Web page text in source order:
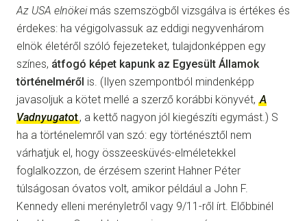
Az USA elnökeimás szemszögből vizsgálva is értékes és
érdekes: ha végigolvassuk az eddigi negyvenhárom
elnök életéről szóló fejezeteket, tulajdonképpen egy
színes, átfogó képet kapunk az Egyesült Államok
történelméről is. (Ilyen szempontból mindenképp
javasoljuk a kötet mellé a szerző korábbi könyvét, A
Vadnyugatot, a kettő nagyon jól kiegészíti egymást.) S
ha a történelemről van szó: egy történésztől nem
várhatjuk el, hogy összeesküvés-elméletekkel
foglalkozzon, de érzésem szerint Hahner Péter
túlságosan óvatos volt, amikor például a John F.
Kennedy elleni merényletről vagy 9/11-ről írt. Előbbinél